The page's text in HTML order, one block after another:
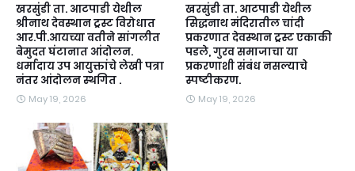
खरसुंडी ता. आटपाडी येथील
श्रीनाथ देवस्थान ट्रस्ट विरोधात
आर.पी.आयच्या वतीने सांगलीत
बेमुदत घंटानात आंदोलन.
धर्मादाय उप आयुक्तांचे लेखी पत्रा
नंतर आंदोलन स्थगित .
May 19, 2026
खरसुंडी ता. आटपाडी येथील
सिद्धनाथ मंदिरातील चांदी
प्रकरणात देवस्थान ट्रस्ट एकाकी
पडले, गुरव समाजाचा या
प्रकरणाशी संबंध नसल्याचे
स्पष्टीकरण.
May 19, 2026